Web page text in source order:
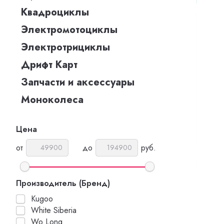
Квадроциклы
Электромотоциклы
Электротрициклы
Дрифт Карт
Запчасти и аксессуары
Моноколеса
Цена
от
до руб.
Производитель (Бренд)
Kugoo
White Siberia